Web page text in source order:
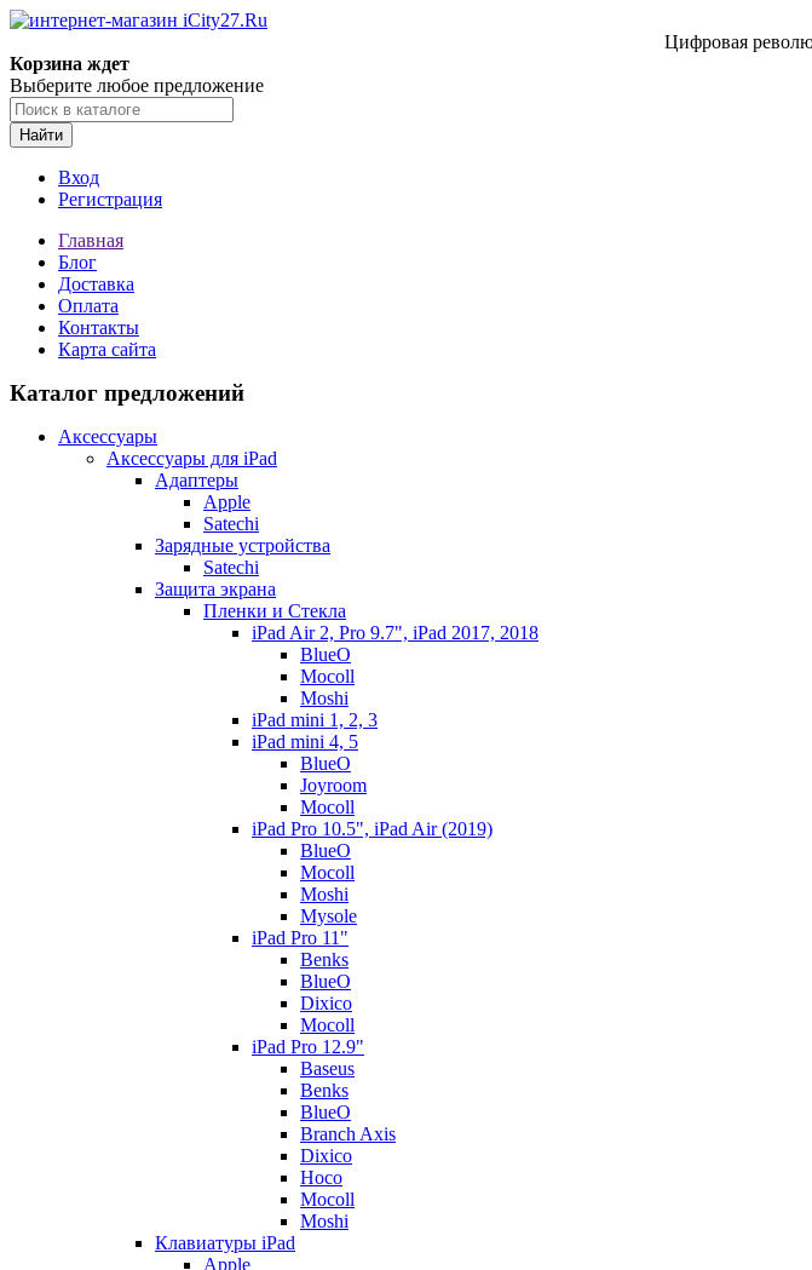
Цифровая
Корзина ждет
Выберите любое предложение
Найти
Вход
Регистрация
Главная
Блог
Доставка
Оплата
Контакты
Карта сайта
Каталог предложений
Аксессуары
Аксессуары для iPad
Адаптеры
Apple
Satechi
Зарядные устройства
Satechi
Защита экрана
Пленки и Стекла
iPad Air 2, Pro 9.7", iPad 2017, 2018
BlueO
Mocoll
Moshi
iPad mini 1, 2, 3
iPad mini 4, 5
BlueO
Joyroom
Mocoll
iPad Pro 10.5", iPad Air (2019)
BlueO
Mocoll
Moshi
Mysole
iPad Pro 11"
Benks
BlueO
Dixico
Mocoll
iPad Pro 12.9"
Baseus
Benks
BlueO
Branch Axis
Dixico
Hoco
Mocoll
Moshi
Клавиатуры iPad
Apple